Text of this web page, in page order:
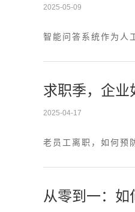
2025-05-09
智能问答系统作为人
求职季，企业
2025-04-17
老员工离职，如何预
从零到一：